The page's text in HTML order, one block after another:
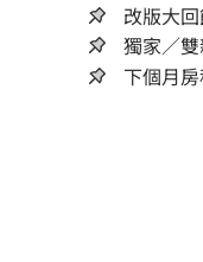
改版大
獨家／
下個月